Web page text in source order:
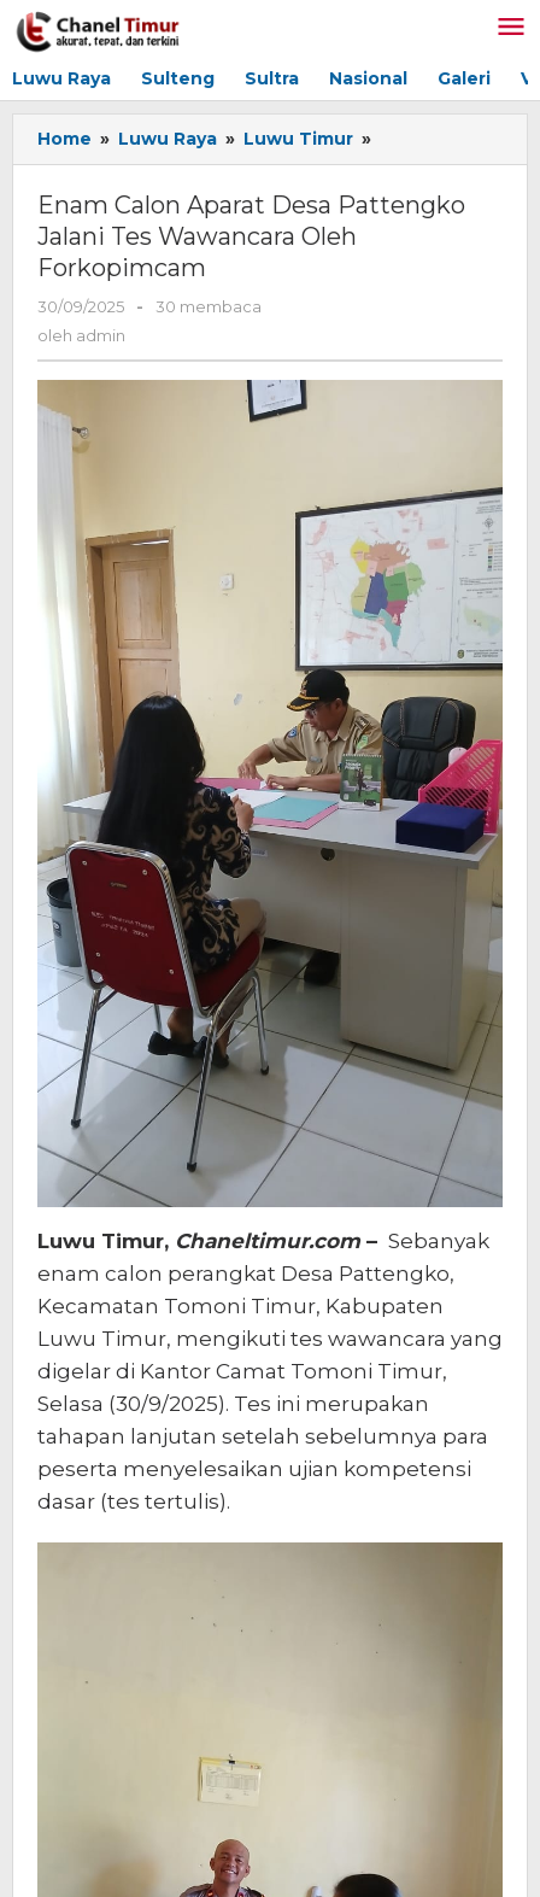
Lewati
ke
Luwu Raya Sulteng Sultra Nasional Galeri
Home » Luwu Raya » Luwu Timur »
Calon
Desa
Forkopimcam
Enam Calon Aparat Desa Pattengko
Jalani Tes Wawancara Oleh
Forkopimcam
30/09/2025
oleh
-
30 membaca
oleh admin
Luwu Timur, Chaneltimur.com– Sebanyak
enam calon perangkat Desa Pattengko,
Kecamatan Tomoni Timur, Kabupaten
Luwu Timur, mengikuti tes wawancara yang
digelar di Kantor Camat Tomoni Timur,
Selasa (30/9/2025). Tes ini merupakan
tahapan lanjutan setelah sebelumnya para
peserta menyelesaikan ujian kompetensi
dasar (tes tertulis).